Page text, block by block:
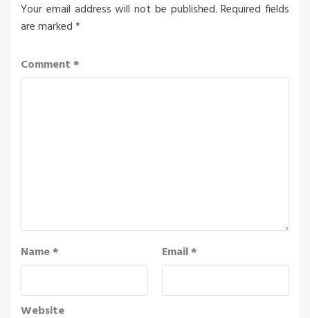
Your email address will not be published. Required fields
are marked*
Comment*
Name* Email*
Website